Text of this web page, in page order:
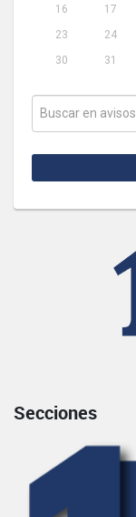
16
17
23
24
30
31
Secciones